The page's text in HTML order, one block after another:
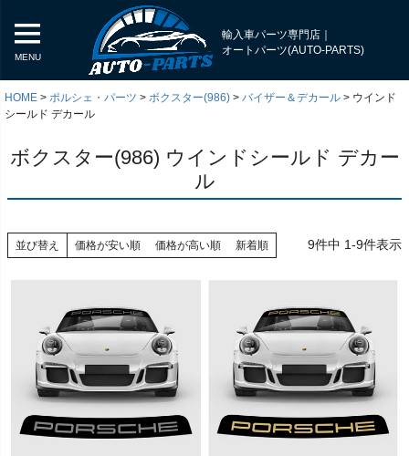
MENU
輸入車パーツ専門店｜
オートパーツ(AUTO-PARTS)
HOME ポルシェ・パーツ ボクスター(986) バイザー＆デカール
ウインド
シールド デカール
ボクスター(986) ウインドシールド デカー
ル
並び替え 価格が安い順 価格が高い順 新着順 9件中 1-9件表示